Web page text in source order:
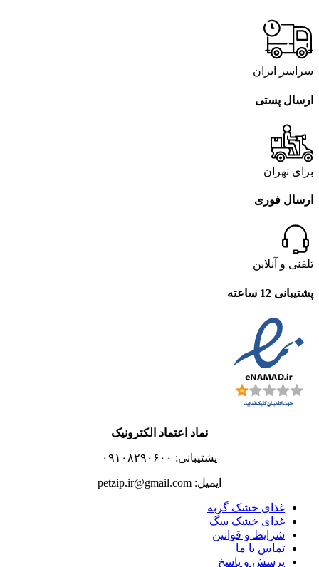
سراسر ایران
ارسال پستی
برای تهران
ارسال فوری
تلفنی و آنلاین
پشتیبانی 12 ساعته
نماد اعتماد الکترونیک
پشتیبانی: ۰۹۱۰۸۲۹۰۶۰۰
ایمیل: petzip.ir@gmail.com
غذای خشک گربه
غذای خشک سگ
شرایط و قوانین
تماس با ما
پرسش و پاسخ